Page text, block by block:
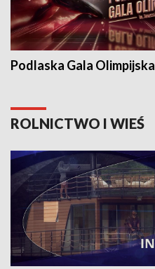
Podlaska Gala Olimpijska
ROLNICTWO I WIEŚ